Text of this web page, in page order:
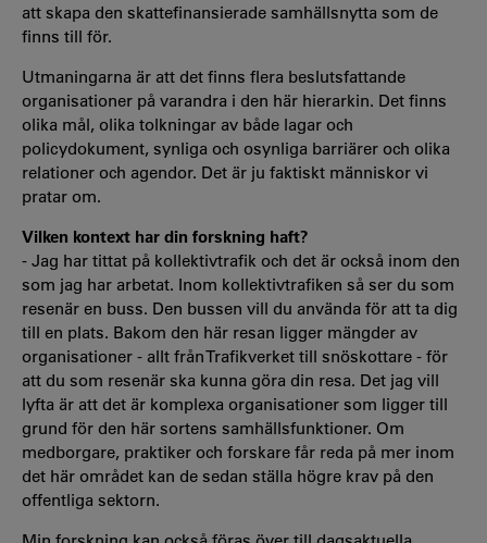
att skapa den skattefinansierade samhällsnytta som de
finns till för.
Utmaningarna är att det finns flera beslutsfattande
organisationer på varandra i den här hierarkin. Det finns
olika mål, olika tolkningar av både lagar och
policydokument, synliga och osynliga barriärer och olika
relationer och agendor. Det är ju faktiskt människor vi
pratar om.
Vilken kontext har din forskning haft?
- Jag har tittat på kollektivtrafik och det är också inom den
som jag har arbetat. Inom kollektivtrafiken så ser du som
resenär en buss. Den bussen vill du använda för att ta dig
till en plats. Bakom den här resan ligger mängder av
organisationer - allt från Trafikverket till snöskottare - för
att du som resenär ska kunna göra din resa. Det jag vill
lyfta är att det är komplexa organisationer som ligger till
grund för den här sortens samhällsfunktioner. Om
medborgare, praktiker och forskare får reda på mer inom
det här området kan de sedan ställa högre krav på den
offentliga sektorn.